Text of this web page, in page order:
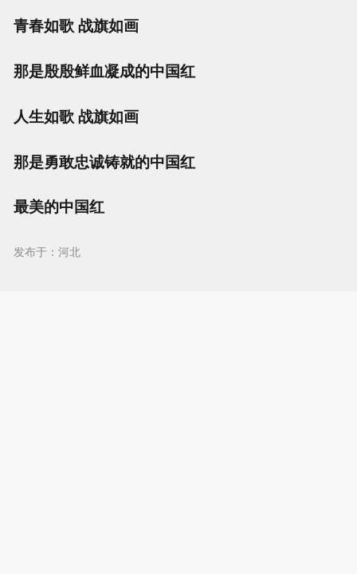
青春如歌 战旗如画
那是殷殷鲜血凝成的中国红
人生如歌 战旗如画
那是勇敢忠诚铸就的中国红
最美的中国红
发布于：河北